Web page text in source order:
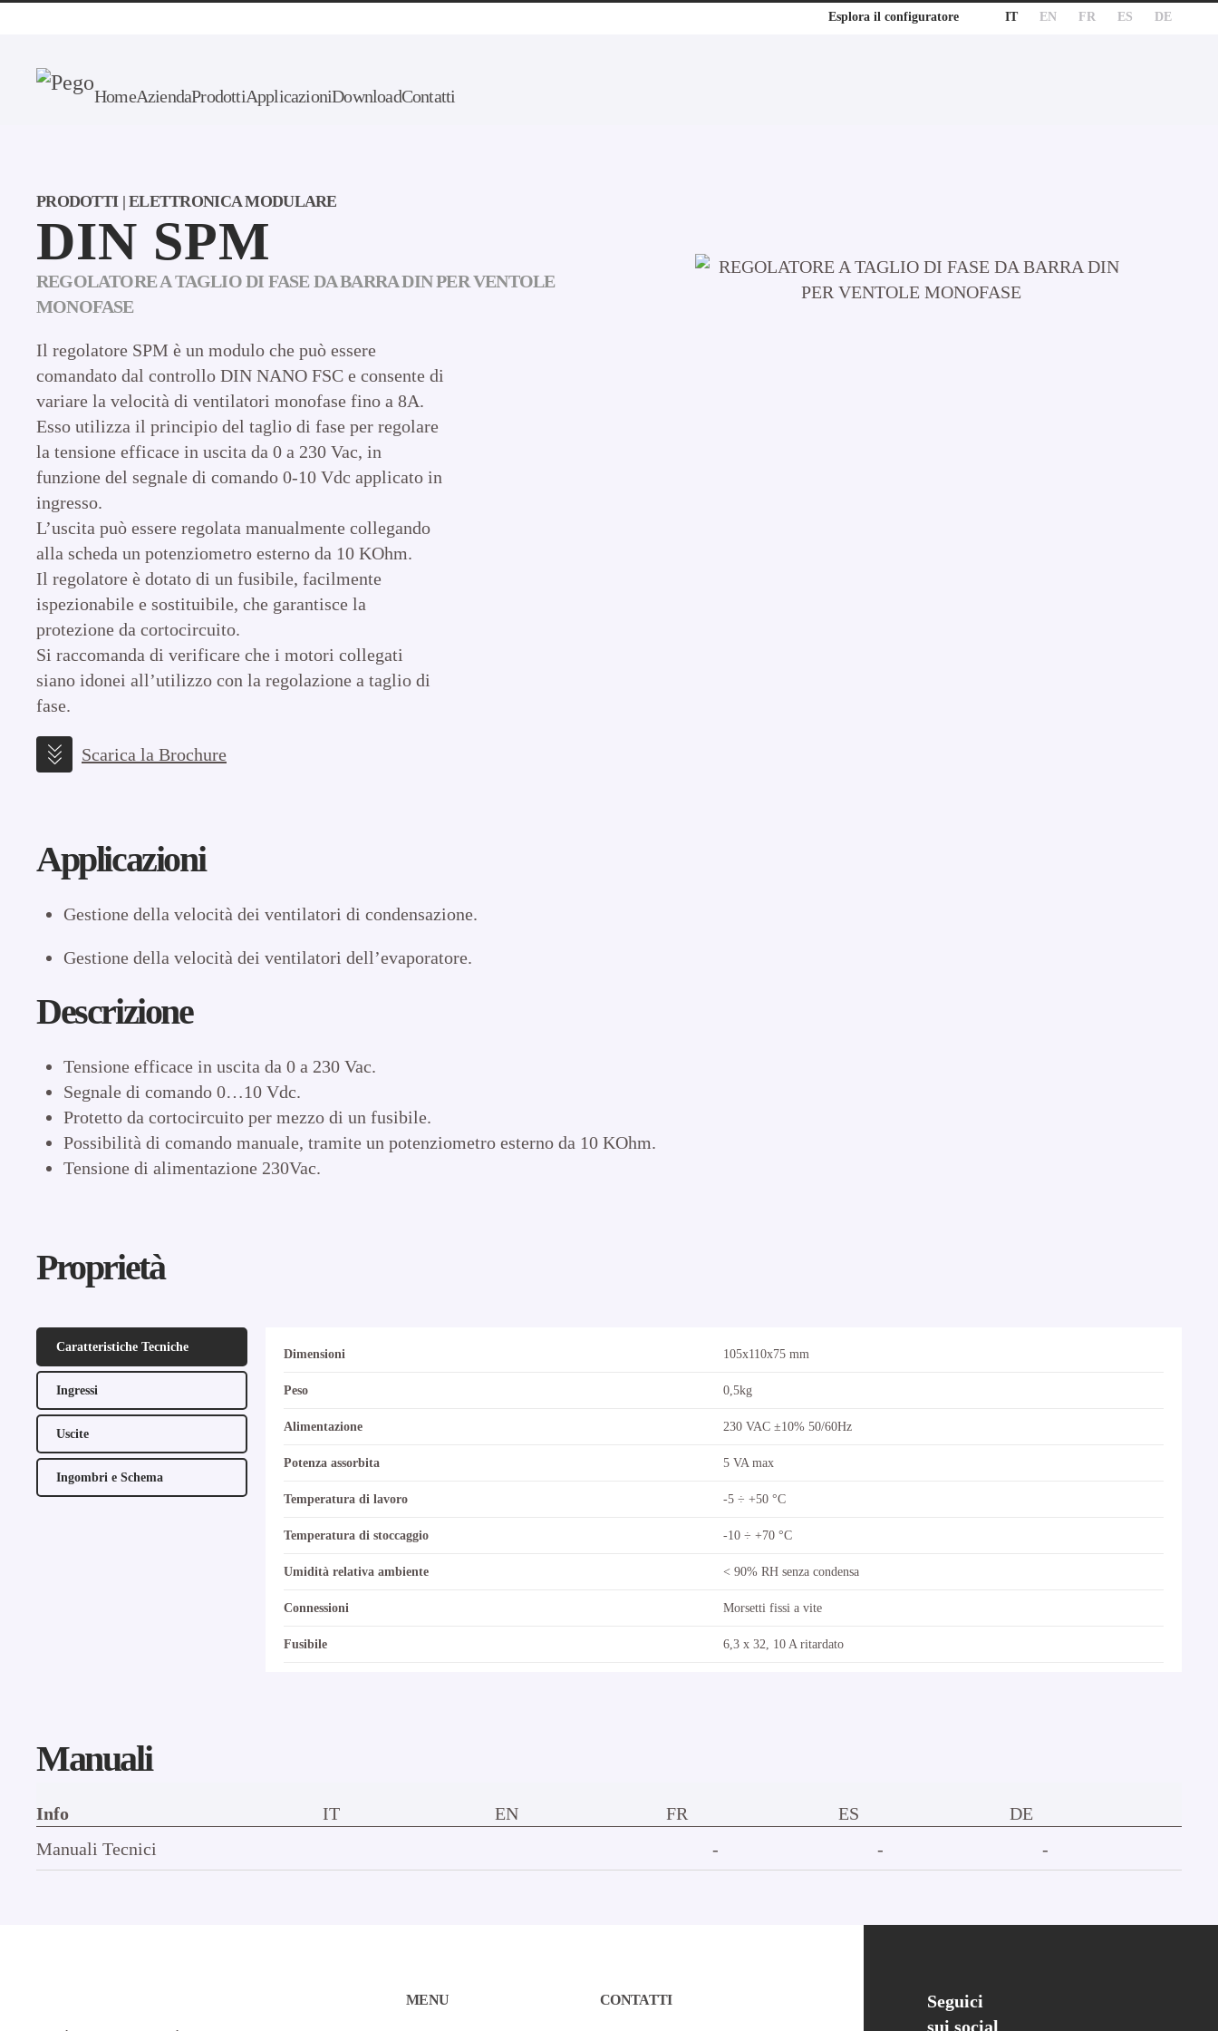
Esplora il configuratore IT EN FR ES DE
HomeAziendaProdottiApplicazioniDownloadContatti
PRODOTTI | ELETTRONICA MODULARE
DIN SPM
REGOLATORE A TAGLIO DI FASE DA BARRA DIN PER VENTOLE
MONOFASE
Il regolatore SPM è un modulo che può essere
comandato dal controllo DIN NANO FSC e consente di
variare la velocità di ventilatori monofase fino a 8A.
Esso utilizza il principio del taglio di fase per regolare
la tensione efficace in uscita da 0 a 230 Vac, in
funzione del segnale di comando 0-10 Vdc applicato in
ingresso.
L’uscita può essere regolata manualmente collegando
alla scheda un potenziometro esterno da 10 KOhm.
Il regolatore è dotato di un fusibile, facilmente
ispezionabile e sostituibile, che garantisce la
protezione da cortocircuito.
Si raccomanda di verificare che i motori collegati
siano idonei all’utilizzo con la regolazione a taglio di
fase.
Scarica la Brochure
Applicazioni
Gestione della velocità dei ventilatori di condensazione.
Gestione della velocità dei ventilatori dell’evaporatore.
Descrizione
Tensione efficace in uscita da 0 a 230 Vac.
Segnale di comando 0…10 Vdc.
Protetto da cortocircuito per mezzo di un fusibile.
Possibilità di comando manuale, tramite un potenziometro esterno da 10 KOhm.
Tensione di alimentazione 230Vac.
Proprietà
Dimensioni 105x110x75 mm
Peso 0,5kg
Alimentazione 230 VAC ±10% 50/60Hz
Potenza assorbita 5 VA max
Temperatura di lavoro -5 ÷ +50 °C
Temperatura di stoccaggio -10 ÷ +70 °C
Umidità relativa ambiente < 90% RH senza condensa
Connessioni Morsetti fissi a vite
Fusibile 6,3 x 32, 10 A ritardato
Caratteristiche Tecniche
Ingressi
Uscite
Ingombri e Schema
Manuali
Info IT EN FR ES
DE
Manuali Tecnici
- - -
MENU CONTATTI
Seguici
sui social